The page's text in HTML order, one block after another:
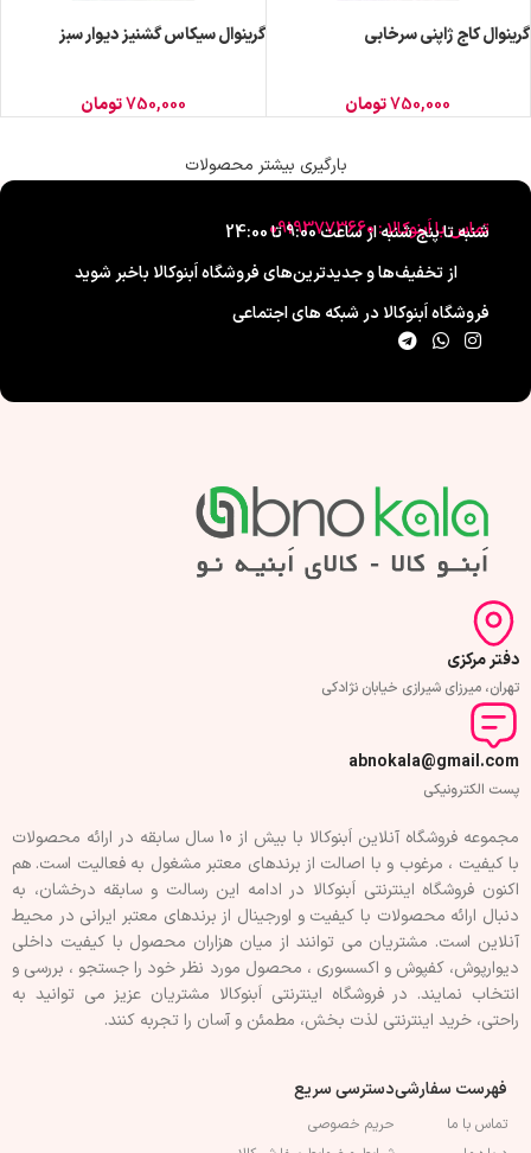
گرینوال کاج ژاپنی سرخابی
750,000تومان
گرینوال سیکاس گشنیز دیوار سبز
750,000تومان
بارگیری بیشتر محصولات
تماس با اَبنوکالا : 09193773660
شنبه تا پنج شنبه از ساعت 9:00 تا 24:00
از تخفیف‌ها و جدیدترین‌های فروشگاه اَبنوکالا باخبر شوید
فروشگاه اَبنوکالا در شبکه های اجتماعی
دفتر مرکزی
تهران، میرزای شیرازی خیابان نژادکی
abnokala@gmail.com
پست الکترونیکی
مجموعه فروشگاه آنلاین اَبنوکالا با بیش از 10 سال سابقه در ارائه محصولات
با کيفيت ، مرغوب و با اصالت از برندهای معتبر مشغول به فعاليت است. هم
اکنون فروشگاه اینترنتی اَبنوکالا در ادامه اين رسالت و سابقه درخشان، به
دنبال ارائه محصولات با کيفيت و اورجينال از برندهای معتبر ايرانی در محيط
آنلاين است. مشتريان می توانند از ميان هزاران محصول با کيفيت داخلی
دیوارپوش، کفپوش و اکسسوری ، محصول مورد نظر خود را جستجو ، بررسی و
انتخاب نمايند. در فروشگاه اینترنتی اَبنوکالا مشتريان عزیز می توانيد به
راحتی، خرید اینترنتی لذت بخش، مطمئن و آسان را تجربه کنند.
فهرست سفارشی
تماس با ما
دسترسی سریع
حریم خصوصی